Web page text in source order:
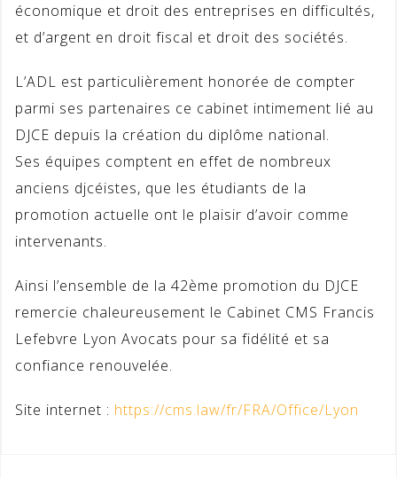
économique et droit des entreprises en difficultés,
et d’argent en droit fiscal et droit des sociétés.
L’ADL est particulièrement honorée de compter
parmi ses partenaires ce cabinet intimement lié au
DJCE depuis la création du diplôme national.
Ses équipes comptent en effet de nombreux
anciens djcéistes, que les étudiants de la
promotion actuelle ont le plaisir d’avoir comme
intervenants.
Ainsi l’ensemble de la 42ème promotion du DJCE
remercie chaleureusement le Cabinet CMS Francis
Lefebvre Lyon Avocats pour sa fidélité et sa
confiance renouvelée.
Site internet : https://cms.law/fr/FRA/Office/Lyon